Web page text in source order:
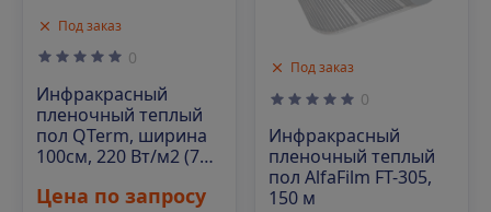
Под заказ
0
Инфракрасный
пленочный теплый
пол QTerm, ширина
100см, 220 Вт/м2 (70
Цена по запросу
Под заказ
0
Инфракрасный
пленочный теплый
пол AlfaFilm FT-305,
150 м